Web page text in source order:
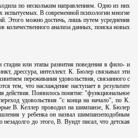
по нескольким направлениям. Одно из них
испытуемых. В современной психологии многие
Этого можно достичь, лишь путем усреднения
количественного анализа данных, поиска новых
стадии или этапы развития поведения в фило- и
дрессура, интеллект. К. Бюлер связывал эти
переживания удовольствия, связанного с
тем, что наслаждение наступает в результате
действия. Появилось понятие: "функциональное
удовольствия "с конца на начало", по К.
В. Келлер проводил на шимпанзе, К. Бюлер
у ребенка он назвал шимпанзеподобным
до этого, В. Вундт писал, что детская